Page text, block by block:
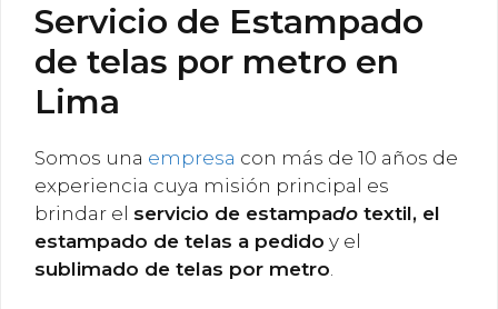
Servicio de Estampado
de telas por metro en
Lima
Somos una empresa con más de 10 años de
experiencia cuya misión principal es
brindar el servicio de estampado textil, el
estampado de telas a pedido y el
sublimado de telas por metro.